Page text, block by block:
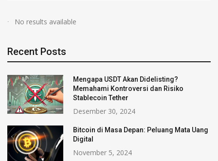
No results available
Recent Posts
Mengapa USDT Akan Didelisting?
Memahami Kontroversi dan Risiko
Stablecoin Tether
Desember 30, 2024
Bitcoin di Masa Depan: Peluang Mata Uang
Digital
November 5, 2024